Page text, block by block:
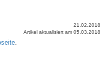
21.02.2018
Artikel aktualisiert am 05.03.2018
.